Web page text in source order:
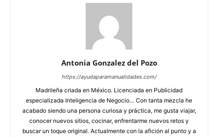
Antonia Gonzalez del Pozo
https://ayudaparamanualidades.com/
Madrileña criada en México. Licenciada en Publicidad
especializada Inteligencia de Negocio… Con tanta mezcla he
acabado siendo una persona curiosa y práctica, me gusta viajar,
conocer nuevos sitios, cocinar, enfrentarme nuevos retos y
buscar un toque original. Actualmente con la afición al punto y a